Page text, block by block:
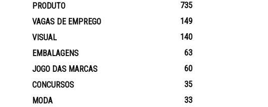
PRODUTO
735
VAGAS DE EMPREGO
149
VISUAL
140
EMBALAGENS
63
JOGO DAS MARCAS
60
CONCURSOS
35
MODA
33